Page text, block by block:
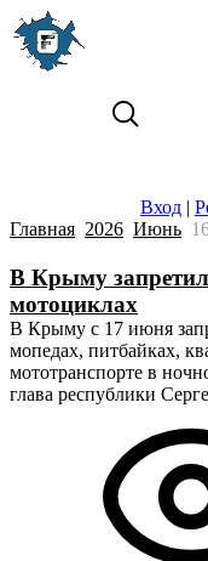
Вход |
Главная 2026 Июнь
В Крыму
мотоциклах
В Крыму с 17 июня
мопедах, питбайках,
мототранспорте в
глава республики